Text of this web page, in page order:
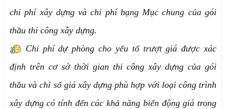
chi phí xây dựng và chi phí hạng Mục chung của gói
thầu thi công xây dựng.
Chi phí dự phòng cho yếu tố trượt giá được xác
định trên cơ sở thời gian thi công xây dựng của gói
thầu và chỉ số giá xây dựng phù hợp với loại công trình
xây dựng có tính đến các khả năng biến động giá trong